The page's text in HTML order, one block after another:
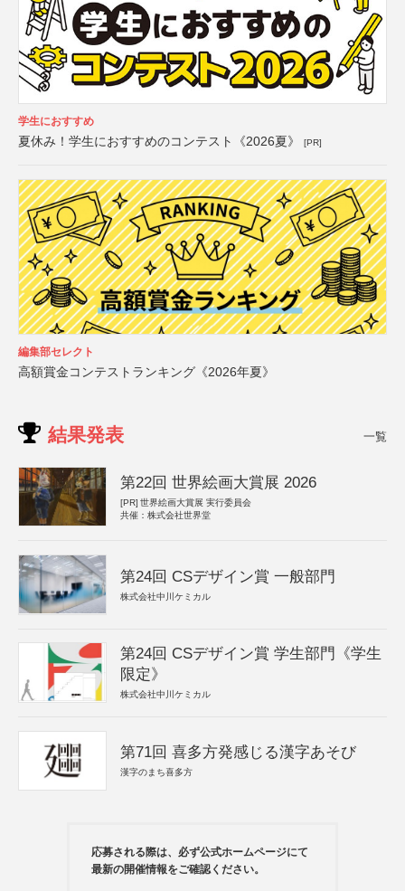
学生におすすめ
夏休み！学生におすすめのコンテスト《2026夏》 [PR]
編集部セレクト
高額賞金コンテストランキング《2026年夏》
結果発表 一覧
第22回 世界絵画大賞展 2026
[PR] 世界絵画大賞展 実行委員会
共催：株式会社世界堂
第24回 CSデザイン賞 一般部門
株式会社中川ケミカル
第24回 CSデザイン賞 学生部門《学生
限定》
株式会社中川ケミカル
第71回 喜多方発感じる漢字あそび
漢字のまち喜多方
応募される際は、必ず公式ホームページにて
最新の開催情報をご確認ください。